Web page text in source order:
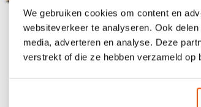
We gebruiken cookies om content en
websiteverkeer te analyseren. Ook
media, adverteren en analyse. Deze
verstrekt of die ze hebben verzameld